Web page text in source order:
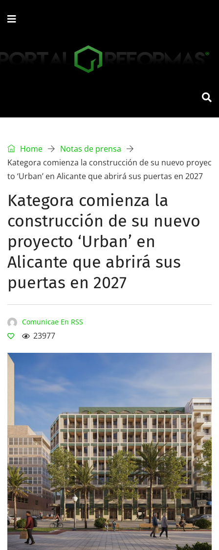
Home
Notas de prensa
Kategora comienza la construcción de su nuevo proyec
to ‘Urban’ en Alicante que abrirá sus puertas en 2027
Kategora comienza la
construcción de su nuevo
proyecto ‘Urban’ en
Alicante que abrirá sus
puertas en 2027
Comunicae En RSS
23977